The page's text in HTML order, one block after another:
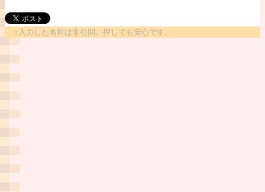
↑入力した名前は非公開。押しても安心です。